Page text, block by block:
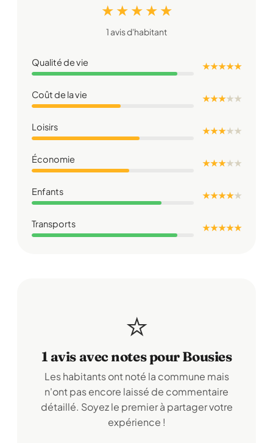
★ ★ ★ ★ ★
1 avis d'habitant
Qualité de vie ★ ★ ★ ★ ★
Coût de la vie ★ ★ ★★★
Loisirs ★ ★ ★★★
Économie ★ ★ ★★★
Enfants ★ ★ ★ ★★
Transports ★ ★ ★ ★ ★
⭐
1 avis avec notes pour Bousies
Les habitants ont noté la commune mais
n'ont pas encore laissé de commentaire
détaillé. Soyez le premier à partager votre
expérience !